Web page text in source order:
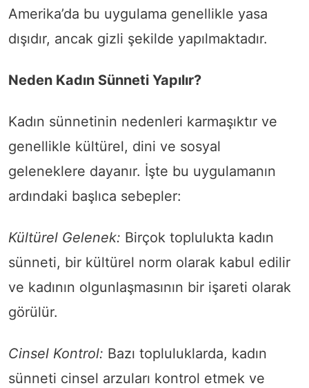
Amerika’da bu uygulama genellikle yasa
dışıdır, ancak gizli şekilde yapılmaktadır.
Neden Kadın Sünneti Yapılır?
Kadın sünnetinin nedenleri karmaşıktır ve
genellikle kültürel, dini ve sosyal
geleneklere dayanır. İşte bu uygulamanın
ardındaki başlıca sebepler:
Kültürel Gelenek: Birçok toplulukta kadın
sünneti, bir kültürel norm olarak kabul edilir
ve kadının olgunlaşmasının bir işareti olarak
görülür.
Cinsel Kontrol: Bazı topluluklarda, kadın
sünneti cinsel arzuları kontrol etmek ve